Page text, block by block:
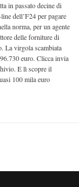
in passato decine di
dell’F24 per pagare
norma, per un agente
delle forniture di
La virgola scambiata
euro. Clicca invia
E lì scopre il
100 mila euro